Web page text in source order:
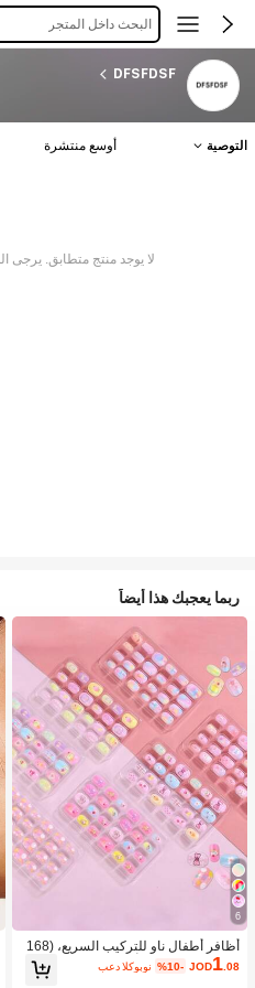
البحث داخل المتجر
DFSFDSF
التوصية أوسع منتشرة
لا يوجد منتج متطابق. يرجى
ربما يعجبك هذا أيضاً
6
أظافر أطفال ناو للتركيب السريع، (168
قطعة و 24 قطعة) أظافر صناعية مسبقة
اللصق للأطفال، مجموعة أظافر صناعية
JOD1.08
%10- بعد الكوبون